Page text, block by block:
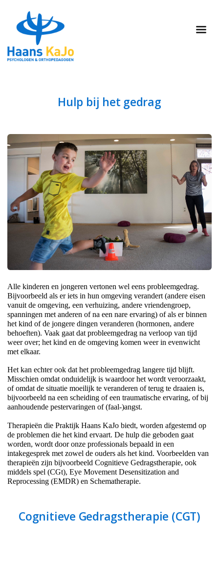
Hulp bij het gedrag
Alle kinderen en jongeren vertonen wel eens probleemgedrag.
Bijvoorbeeld als er iets in hun omgeving verandert (andere eisen
vanuit de omgeving, een verhuizing, andere vriendengroep,
spanningen met anderen of na een nare ervaring) of als er binnen
het kind of de jongere dingen veranderen (hormonen, andere
behoeften). Vaak gaat dat probleemgedrag na verloop van tijd
weer over; het kind en de omgeving komen weer in evenwicht
met elkaar.
Het kan echter ook dat het probleemgedrag langere tijd blijft.
Misschien omdat onduidelijk is waardoor het wordt veroorzaakt,
of omdat de situatie moeilijk te veranderen of terug te draaien is,
bijvoorbeeld na een scheiding of een traumatische ervaring, of bij
aanhoudende pestervaringen of (faal-)angst.
Therapieën die Praktijk Haans KaJo biedt, worden afgestemd op
de problemen die het kind ervaart. De hulp die geboden gaat
worden, wordt door onze professionals bepaald in een
intakegesprek met zowel de ouders als het kind. Voorbeelden van
therapieën zijn bijvoorbeeld Cognitieve Gedragstherapie, ook
middels spel (CGt), Eye Movement Desensitization and
Reprocessing (EMDR) en Schematherapie.
Cognitieve Gedragstherapie (CGT)